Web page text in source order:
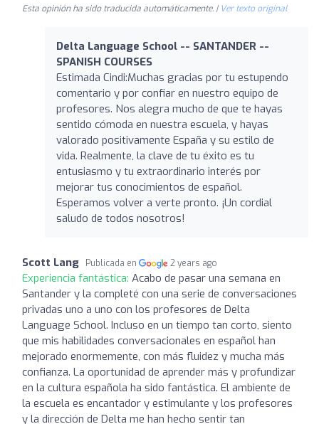
Esta opinión ha sido traducida automáticamente. | Ver texto original
Delta Language School -- SANTANDER --
SPANISH COURSES
Estimada Cindi:Muchas gracias por tu estupendo
comentario y por confiar en nuestro equipo de
profesores. Nos alegra mucho de que te hayas
sentido cómoda en nuestra escuela, y hayas
valorado positivamente España y su estilo de
vida. Realmente, la clave de tu éxito es tu
entusiasmo y tu extraordinario interés por
mejorar tus conocimientos de español.
Esperamos volver a verte pronto. ¡Un cordial
saludo de todos nosotros!
Scott Lang Publicada en 2 years ago
Experiencia fantástica: Acabo de pasar una semana en
Santander y la completé con una serie de conversaciones
privadas uno a uno con los profesores de Delta
Language School. Incluso en un tiempo tan corto, siento
que mis habilidades conversacionales en español han
mejorado enormemente, con más fluidez y mucha más
confianza. La oportunidad de aprender más y profundizar
en la cultura española ha sido fantástica. El ambiente de
la escuela es encantador y estimulante y los profesores
y la dirección de Delta me han hecho sentir tan